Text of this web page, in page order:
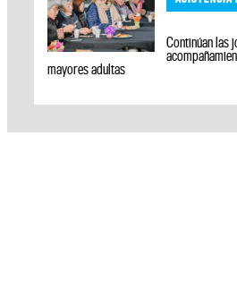
Continúan las
mayores adultas